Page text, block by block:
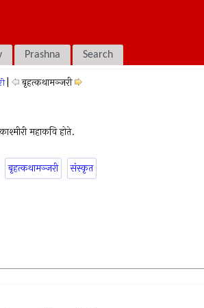
Prashna Search
बृहत्कथामञ्जरी
महाकवि होते.
बृहत्कथामञ्जरी संस्कृत